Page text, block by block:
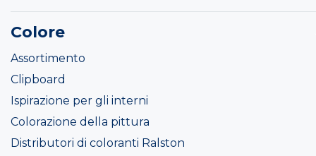
Colore
Assortimento
Clipboard
Ispirazione per gli interni
Colorazione della pittura
Distributori di coloranti Ralston